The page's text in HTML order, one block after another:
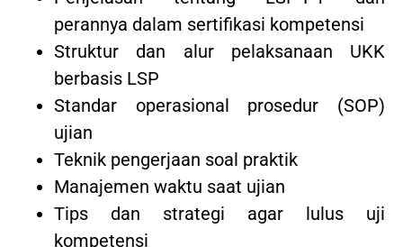
perannya dalam sertifikasi kompetensi
Struktur dan alur pelaksanaan UKK
berbasis LSP
Standar operasional prosedur (SOP)
ujian
Teknik pengerjaan soal praktik
Manajemen waktu saat ujian
Tips dan strategi agar lulus uji
kompetensi